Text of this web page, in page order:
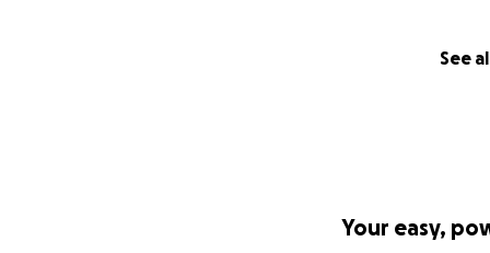
See
Your easy,